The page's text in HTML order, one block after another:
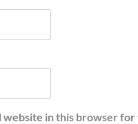
website in this browser